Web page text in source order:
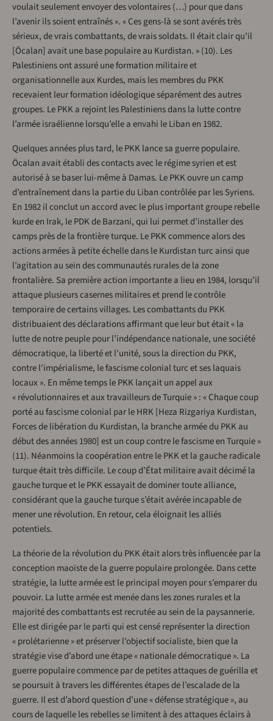
voulait seulement envoyer des volontaires (…) pour que dans
l’avenir ils soient entraînés ». « Ces gens-là se sont avérés très
sérieux, de vrais combattants, de vrais soldats. Il était clair qu’il
[Öcalan] avait une base populaire au Kurdistan. » (10). Les
Palestiniens ont assuré une formation militaire et
organisationnelle aux Kurdes, mais les membres du PKK
recevaient leur formation idéologique séparément des autres
groupes. Le PKK a rejoint les Palestiniens dans la lutte contre
l’armée israélienne lorsqu’elle a envahi le Liban en 1982.
Quelques années plus tard, le PKK lance sa guerre populaire.
Öcalan avait établi des contacts avec le régime syrien et est
autorisé à se baser lui-même à Damas. Le PKK ouvre un camp
d’entraînement dans la partie du Liban contrôlée par les Syriens.
En 1982 il conclut un accord avec le plus important groupe rebelle
kurde en Irak, le PDK de Barzani, qui lui permet d’installer des
camps près de la frontière turque. Le PKK commence alors des
actions armées à petite échelle dans le Kurdistan turc ainsi que
l’agitation au sein des communautés rurales de la zone
frontalière. Sa première action importante a lieu en 1984, lorsqu’il
attaque plusieurs casernes militaires et prend le contrôle
temporaire de certains villages. Les combattants du PKK
distribuaient des déclarations affirmant que leur but était « la
lutte de notre peuple pour l’indépendance nationale, une société
démocratique, la liberté et l’unité, sous la direction du PKK,
contre l’impérialisme, le fascisme colonial turc et ses laquais
locaux ». En même temps le PKK lançait un appel aux
« révolutionnaires et aux travailleurs de Turquie » : « Chaque coup
porté au fascisme colonial par le HRK [Heza Rizgariya Kurdistan,
Forces de libération du Kurdistan, la branche armée du PKK au
début des années 1980] est un coup contre le fascisme en Turquie »
(11). Néanmoins la coopération entre le PKK et la gauche radicale
turque était très difficile. Le coup d’État militaire avait décimé la
gauche turque et le PKK essayait de dominer toute alliance,
considérant que la gauche turque s’était avérée incapable de
mener une révolution. En retour, cela éloignait les alliés
potentiels.
La théorie de la révolution du PKK était alors très influencée par la
conception maoïste de la guerre populaire prolongée. Dans cette
stratégie, la lutte armée est le principal moyen pour s’emparer du
pouvoir. La lutte armée est menée dans les zones rurales et la
majorité des combattants est recrutée au sein de la paysannerie.
Elle est dirigée par le parti qui est censé représenter la direction
« prolétarienne » et préserver l’objectif socialiste, bien que la
stratégie vise d’abord une étape « nationale démocratique ». La
guerre populaire commence par de petites attaques de guérilla et
se poursuit à travers les différentes étapes de l’escalade de la
guerre. Il est d’abord question d’une « défense stratégique », au
cours de laquelle les rebelles se limitent à des attaques éclairs à